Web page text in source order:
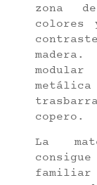
zona
colores
copero.
La
familiar